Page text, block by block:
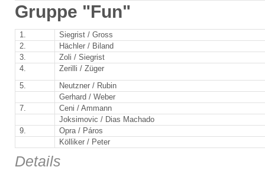
Gruppe "Fun"
1.
Siegrist / Gross
2.
Hächler / Biland
3.
Zoli / Siegrist
4.
Zerilli / Züger
5.
Neutzner / Rubin
Gerhard / Weber
7.
Ceni / Ammann
Joksimovic / Dias Machado
9.
Opra / Páros
Kölliker / Peter
Details